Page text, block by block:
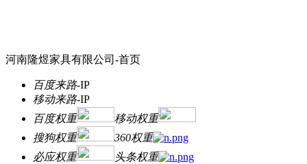
河南隆煜家具有限公司-首页
百度来路-IP
移动来路-IP
百度权重
移动权重
搜狗权重
360权重
必应权重
头条权重